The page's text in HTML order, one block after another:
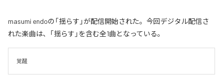
masumi endoの「揺らす」が配信開始された。今回デジタル配信さ
れた楽曲は、「揺らす」を含む全1曲となっている。
覚醒